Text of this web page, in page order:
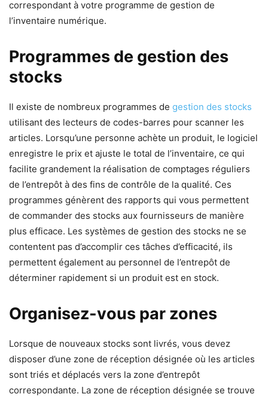
correspondant à votre programme de gestion de
l’inventaire numérique.
Programmes de gestion des
stocks
Il existe de nombreux programmes de gestion des stocks
utilisant des lecteurs de codes-barres pour scanner les
articles. Lorsqu’une personne achète un produit, le logiciel
enregistre le prix et ajuste le total de l’inventaire, ce qui
facilite grandement la réalisation de comptages réguliers
de l’entrepôt à des fins de contrôle de la qualité. Ces
programmes génèrent des rapports qui vous permettent
de commander des stocks aux fournisseurs de manière
plus efficace. Les systèmes de gestion des stocks ne se
contentent pas d’accomplir ces tâches d’efficacité, ils
permettent également au personnel de l’entrepôt de
déterminer rapidement si un produit est en stock.
Organisez-vous par zones
Lorsque de nouveaux stocks sont livrés, vous devez
disposer d’une zone de réception désignée où les articles
sont triés et déplacés vers la zone d’entrepôt
correspondante. La zone de réception désignée se trouve